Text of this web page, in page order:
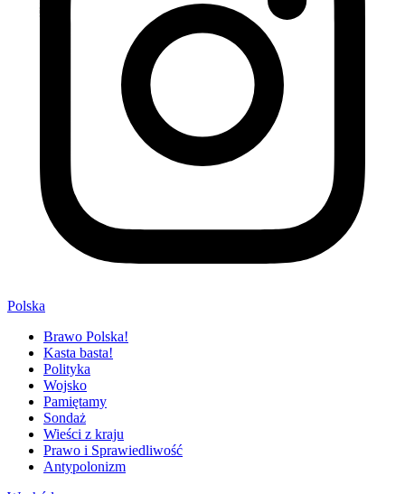
Polska
Brawo Polska!
Kasta basta!
Polityka
Wojsko
Pamiętamy
Sondaż
Wieści z kraju
Prawo i Sprawiedliwość
Antypolonizm